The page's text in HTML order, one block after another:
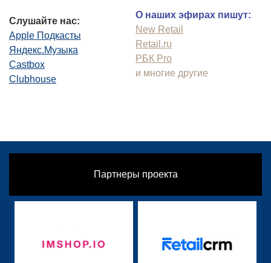
Слушайте нас:
Apple Подкасты
Яндекс.Музыка
Castbox
Clubhouse
О наших эфирах пишут:
New Retail
Retail.ru
РБК Pro
и многие другие
Партнеры проекта